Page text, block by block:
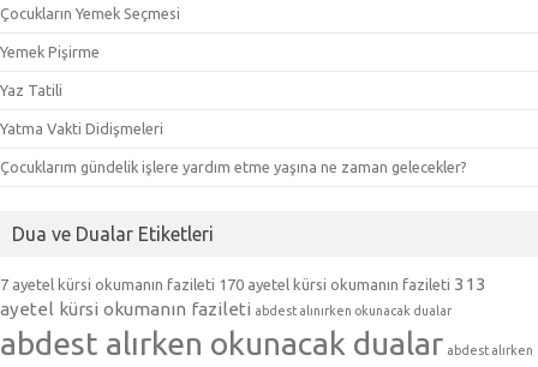
Çocukların Yemek Seçmesi
Yemek Pişirme
Yaz Tatili
Yatma Vakti Didişmeleri
Çocuklarım gündelik işlere yardım etme yaşına ne zaman gelecekler?
Dua ve Dualar Etiketleri
7 ayetel kürsi okumanın fazileti 170 ayetel kürsi okumanın fazileti 313
ayetel kürsi okumanın fazileti abdest alınırken okunacak dualar
abdest alırken okunacak dualar abdest alırken